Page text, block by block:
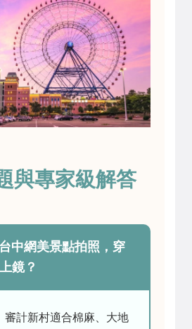
與專家級解答
中網美景點拍照，穿
鏡？
審計新村適合棉麻、大地